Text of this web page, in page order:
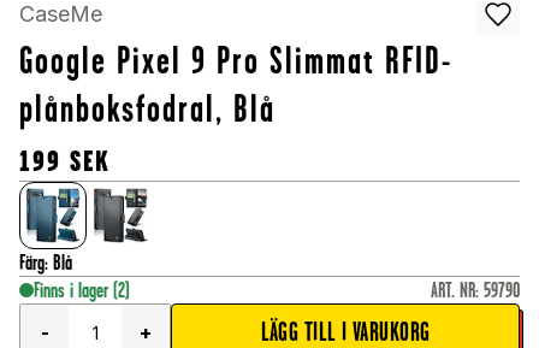
CaseMe
Google Pixel 9 Pro Slimmat RFID-
plånboksfodral, Blå
199 SEK
Färg: Blå
Finns i lager (2) ART. NR: 59790
-
+ LÄGG TILL I VARUKORG